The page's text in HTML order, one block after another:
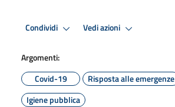
Condividi Vedi azioni
Argomenti:
Covid-19
Risposta alle emergenze
Igiene pubblica